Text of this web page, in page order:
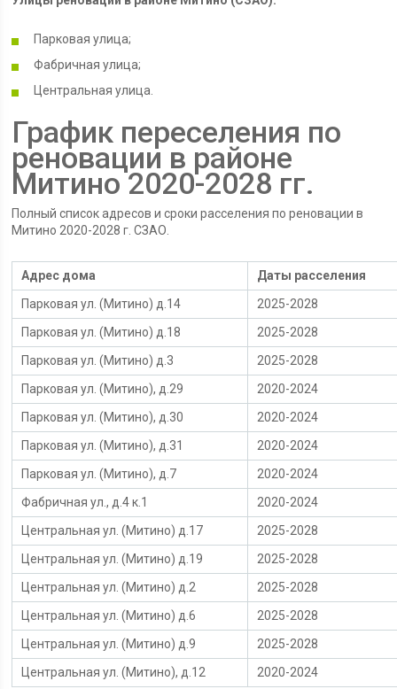
Парковая улица;
Фабричная улица;
Центральная улица.
График переселения по
реновации в районе
Митино 2020-2028 гг.
Полный список адресов и сроки расселения по реновации в
Митино 2020-2028 г. СЗАО.
Адрес дома
Даты расселения
Парковая ул. (Митино) д.14
2025-2028
Парковая ул. (Митино) д.18
2025-2028
Парковая ул. (Митино) д.3
2025-2028
Парковая ул. (Митино), д.29
2020-2024
Парковая ул. (Митино), д.30
2020-2024
Парковая ул. (Митино), д.31
2020-2024
Парковая ул. (Митино), д.7
2020-2024
Фабричная ул., д.4 к.1
2020-2024
Центральная ул. (Митино) д.17
2025-2028
Центральная ул. (Митино) д.19
2025-2028
Центральная ул. (Митино) д.2
2025-2028
Центральная ул. (Митино) д.6
2025-2028
Центральная ул. (Митино) д.9
2025-2028
Центральная ул. (Митино), д.12
2020-2024